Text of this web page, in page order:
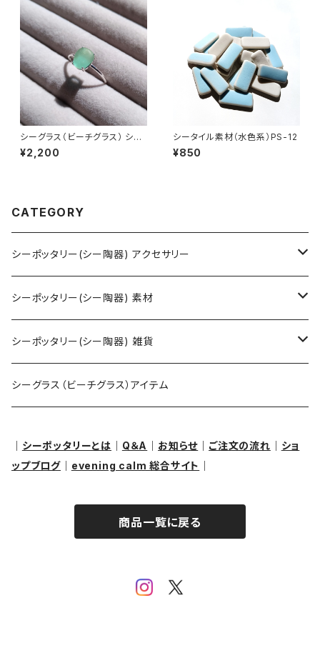
シーグラス（ビーチグラス） シル
バーリング SR-11
¥2,200
シータイル素材（水色系）PS-12
¥850
CATEGORY
シーポッタリー(シー陶器) アクセサリー
ネックレス
ピアス・イヤリング
ペンダントヘッド（トップ）
リング
シーポッタリー(シー陶器) 素材
アクセサリー用
クラフト用
シーポッタリー(シー陶器) 雑貨
オブジェ・置物
シーグラス（ビーチグラス）アイテム
シーポッタリーとは Q＆A お知らせ ご注文の流れ
ショ
ップブログ
evening calm 総合サイト
商品一覧に戻る